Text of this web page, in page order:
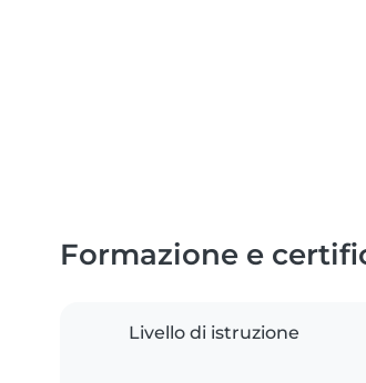
Formazione e
Livello di istruzione